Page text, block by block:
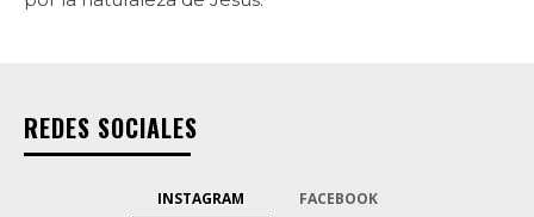
REDES SOCIALES
INSTAGRAM FACEBOOK